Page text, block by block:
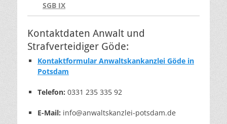
SGB IX
Kontaktdaten Anwalt und
Strafverteidiger Göde:
Kontaktformular Anwaltskankanzlei Göde in
Potsdam
Telefon: 0331 235 335 92
E-Mail: info@anwaltskanzlei-potsdam.de